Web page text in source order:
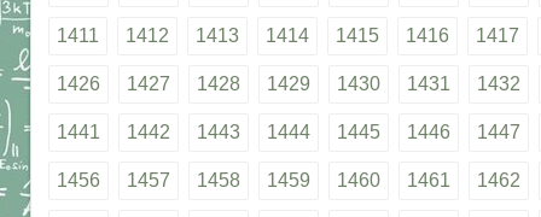
1411 1412 1413 1414 1415 1416 1417
1426 1427 1428 1429 1430 1431 1432
1441 1442 1443 1444 1445 1446 1447
1456 1457 1458 1459 1460 1461 1462